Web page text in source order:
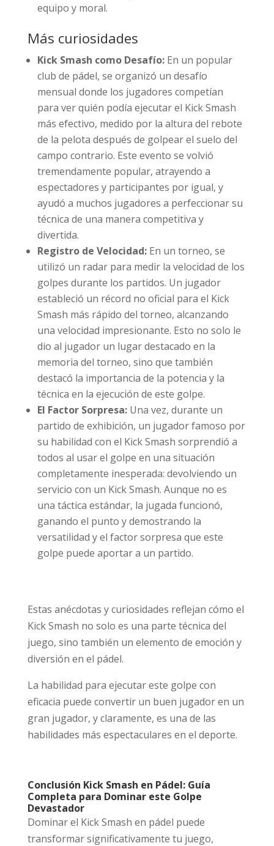
equipo y moral.
Más curiosidades
Kick Smash como Desafío: En un popular
club de pádel, se organizó un desafío
mensual donde los jugadores competían
para ver quién podía ejecutar el Kick Smash
más efectivo, medido por la altura del rebote
de la pelota después de golpear el suelo del
campo contrario. Este evento se volvió
tremendamente popular, atrayendo a
espectadores y participantes por igual, y
ayudó a muchos jugadores a perfeccionar su
técnica de una manera competitiva y
divertida.
Registro de Velocidad: En un torneo, se
utilizó un radar para medir la velocidad de los
golpes durante los partidos. Un jugador
estableció un récord no oficial para el Kick
Smash más rápido del torneo, alcanzando
una velocidad impresionante. Esto no solo le
dio al jugador un lugar destacado en la
memoria del torneo, sino que también
destacó la importancia de la potencia y la
técnica en la ejecución de este golpe.
El Factor Sorpresa: Una vez, durante un
partido de exhibición, un jugador famoso por
su habilidad con el Kick Smash sorprendió a
todos al usar el golpe en una situación
completamente inesperada: devolviendo un
servicio con un Kick Smash. Aunque no es
una táctica estándar, la jugada funcionó,
ganando el punto y demostrando la
versatilidad y el factor sorpresa que este
golpe puede aportar a un partido.
Estas anécdotas y curiosidades reflejan cómo el
Kick Smash no solo es una parte técnica del
juego, sino también un elemento de emoción y
diversión en el pádel.
La habilidad para ejecutar este golpe con
eficacia puede convertir un buen jugador en un
gran jugador, y claramente, es una de las
habilidades más espectaculares en el deporte.
Conclusión Kick Smash en Pádel: Guía
Completa para Dominar este Golpe
Devastador
Dominar el Kick Smash en pádel puede
transformar significativamente tu juego,